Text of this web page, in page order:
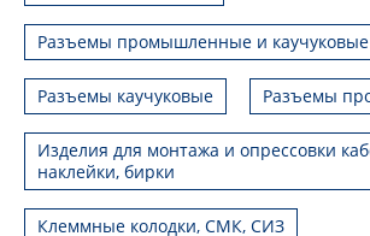
Разъемы промышленные и каучуковые
Разъемы каучуковые Разъемы
Изделия для монтажа и опрессовки
наклейки, бирки
Клеммные колодки, СМК, СИЗ